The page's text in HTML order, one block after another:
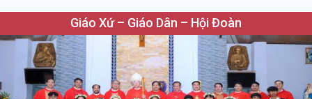
Giáo Xứ – Giáo Dân – Hội Đoàn